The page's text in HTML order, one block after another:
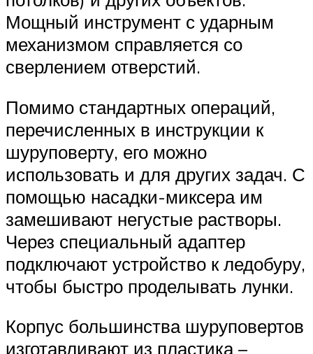
Мощный инструмент с ударным
механизмом справляется со
сверлением отверстий.
Помимо стандартных операций,
перечисленных в инструкции к
шуруповерту, его можно
использовать и для других задач. С
помощью насадки-миксера им
замешивают негустые растворы.
Через специальный адаптер
подключают устройство к ледобуру,
чтобы быстро проделывать лунки.
Корпус большинства шуруповертов
изготавливают из пластика –